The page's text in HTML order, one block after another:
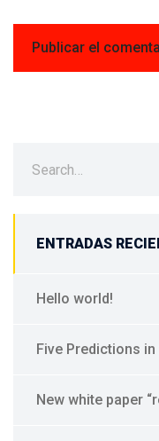
for:
ENTRADAS
Hello world!
Five Predictions
New white paper